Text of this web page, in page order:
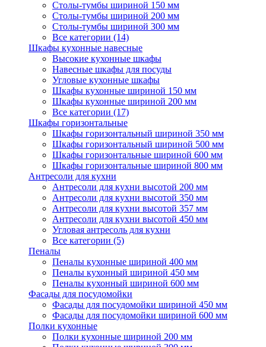
Столы-тумбы шириной 150 мм
Столы-тумбы шириной 200 мм
Столы-тумбы шириной 300 мм
Все категории (14)
Шкафы кухонные навесные
Высокие кухонные шкафы
Навесные шкафы для посуды
Угловые кухонные шкафы
Шкафы кухонные шириной 150 мм
Шкафы кухонные шириной 200 мм
Все категории (17)
Шкафы горизонтальные
Шкафы горизонтальный шириной 350 мм
Шкафы горизонтальный шириной 500 мм
Шкафы горизонтальные шириной 600 мм
Шкафы горизонтальные шириной 800 мм
Антресоли для кухни
Антресоли для кухни высотой 200 мм
Антресоли для кухни высотой 350 мм
Антресоли для кухни высотой 357 мм
Антресоли для кухни высотой 450 мм
Угловая антресоль для кухни
Все категории (5)
Пеналы
Пеналы кухонные шириной 400 мм
Пеналы кухонный шириной 450 мм
Пеналы кухонный шириной 600 мм
Фасады для посудомойки
Фасады для посудомойки шириной 450 мм
Фасады для посудомойки шириной 600 мм
Полки кухонные
Полки кухонные шириной 200 мм